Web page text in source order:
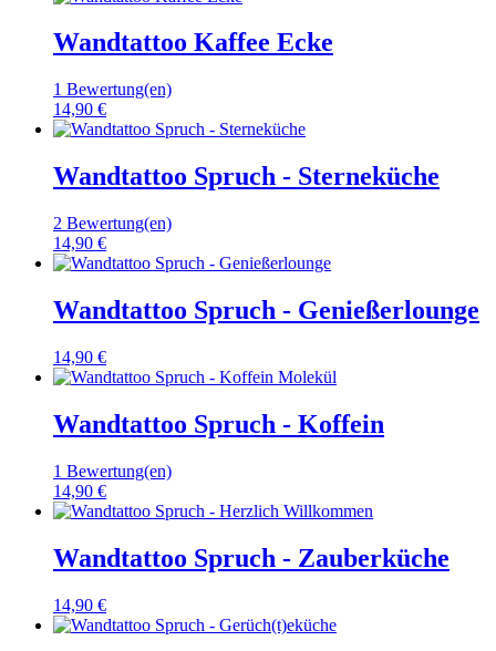
Wandtattoo Kaffee Ecke
1 Bewertung(en)
14,90 €
Wandtattoo Spruch - Sterneküche
2 Bewertung(en)
14,90 €
Wandtattoo Spruch - Genießerlounge
14,90 €
Wandtattoo Spruch - Koffein
1 Bewertung(en)
14,90 €
Wandtattoo Spruch - Zauberküche
14,90 €